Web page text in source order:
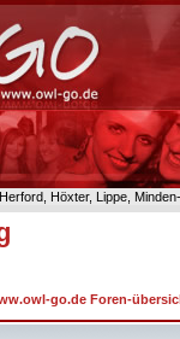
Höxter, Lippe,
go.de Foren-